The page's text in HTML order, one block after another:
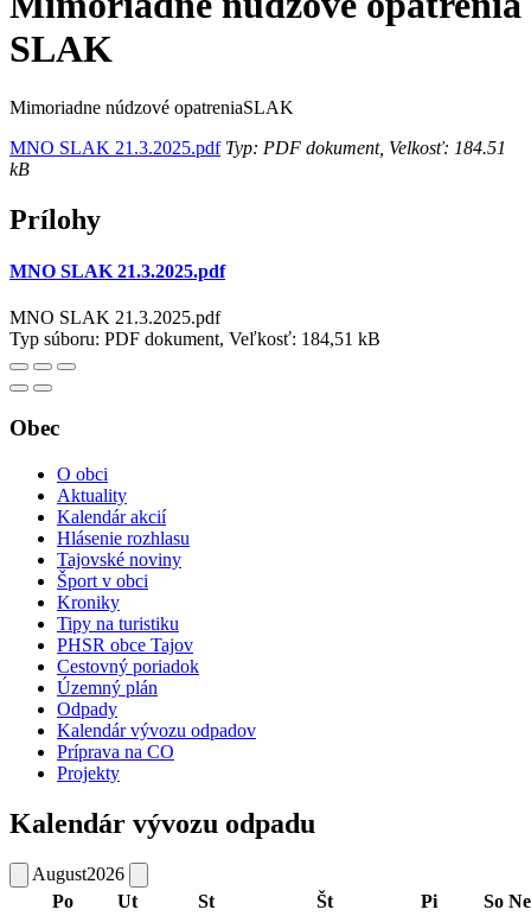
SLAK
Mimoriadne núdzové opatreniaSLAK
MNO SLAK 21.3.2025.pdfTyp: PDF dokument, Velkosť: 184.51
kB
Prílohy
MNO SLAK 21.3.2025.pdf
MNO SLAK 21.3.2025.pdf
Typ súboru: PDF dokument, Veľkosť: 184,51 kB
Obec
O obci
Aktuality
Kalendár akcií
Hlásenie rozhlasu
Tajovské noviny
Šport v obci
Kroniky
Tipy na turistiku
PHSR obce Tajov
Cestovný poriadok
Územný plán
Odpady
Kalendár vývozu odpadov
Príprava na CO
Projekty
Kalendár vývozu odpadu
August2026
Po
Ut St Št Pi So Ne